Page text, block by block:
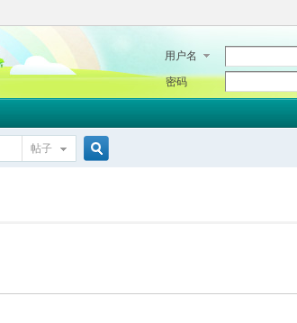
用户名
密码
帖子